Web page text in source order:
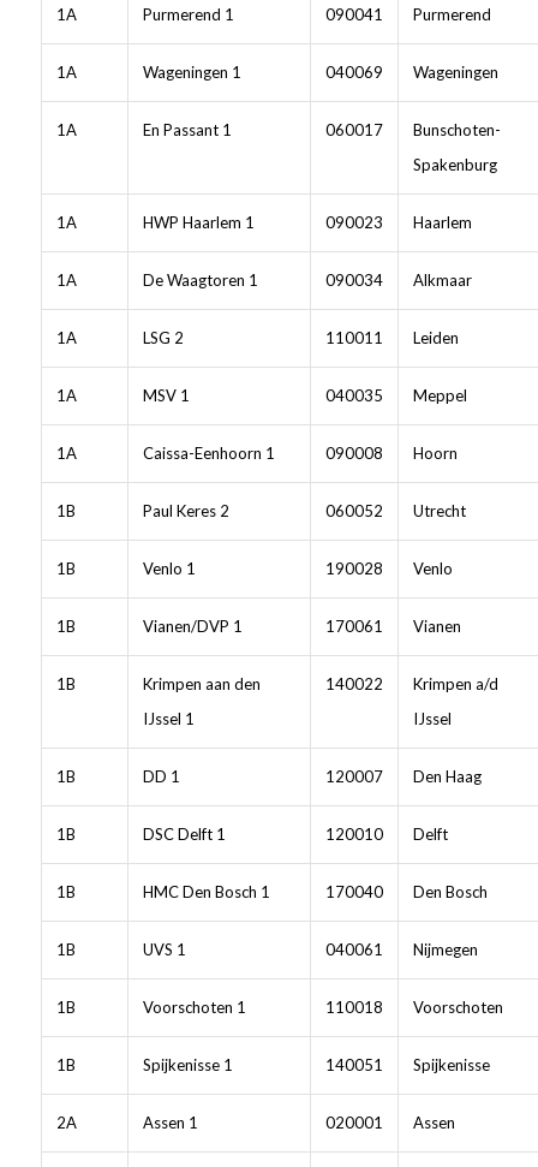
1A Purmerend 1 090041 Purmerend
1A Wageningen 1 040069 Wageningen
1A En Passant 1 060017
Bunschoten-
Spakenburg
1A HWP Haarlem 1 090023 Haarlem
1A De Waagtoren 1 090034 Alkmaar
1A LSG 2 110011 Leiden
1A MSV 1 040035 Meppel
1A Caissa-Eenhoorn 1 090008 Hoorn
1B Paul Keres 2 060052 Utrecht
1B Venlo 1 190028 Venlo
1B Vianen/DVP 1 170061 Vianen
1B
Krimpen aan den
IJssel 1
140022
Krimpen a/d
IJssel
1B DD 1 120007 Den Haag
1B DSC Delft 1 120010 Delft
1B HMC Den Bosch 1 170040 Den Bosch
1B UVS 1 040061 Nijmegen
1B Voorschoten 1 110018 Voorschoten
1B Spijkenisse 1 140051 Spijkenisse
2A Assen 1 020001 Assen